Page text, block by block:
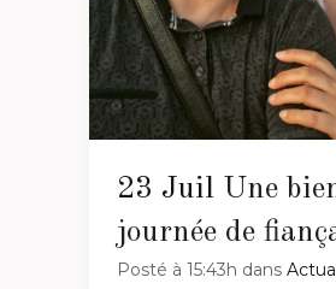
23 Juil Une
journée de
Posté à 15:43h dans